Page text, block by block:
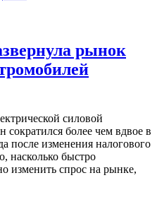
рынок
силовой
сократился более чем вдвое в
после изменения налогового
насколько быстро
изменить спрос на рынке,